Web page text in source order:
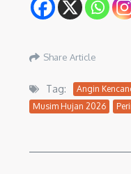
Share Article
Tag: Angin
Musim Hujan 2026